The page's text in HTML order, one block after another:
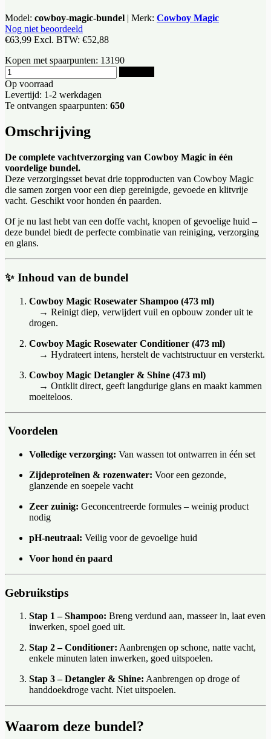
Model: cowboy-magic-bundel | Merk: Cowboy Magic
Nog niet beoordeeld
€63,99 Excl. BTW: €52,88
Kopen met spaarpunten: 13190
Op voorraad
Levertijd: 1-2 werkdagen
Te ontvangen spaarpunten: 650
Omschrijving
De complete vachtverzorging van Cowboy Magic in één
voordelige bundel.
Deze verzorgingsset bevat drie topproducten van Cowboy Magic
die samen zorgen voor een diep gereinigde, gevoede en klitvrije
vacht. Geschikt voor honden én paarden.
Of je nu last hebt van een doffe vacht, knopen of gevoelige huid –
deze bundel biedt de perfecte combinatie van reiniging, verzorging
en glans.
✨ Inhoud van de bundel
Cowboy Magic Rosewater Shampoo (473 ml)
→ Reinigt diep, verwijdert vuil en opbouw zonder uit te
drogen.
Cowboy Magic Rosewater Conditioner (473 ml)
→ Hydrateert intens, herstelt de vachtstructuur en versterkt.
Cowboy Magic Detangler & Shine (473 ml)
→ Ontklit direct, geeft langdurige glans en maakt kammen
moeiteloos.
Voordelen
Volledige verzorging: Van wassen tot ontwarren in één set
Zijdeproteïnen & rozenwater: Voor een gezonde,
glanzende en soepele vacht
Zeer zuinig: Geconcentreerde formules – weinig product
nodig
pH-neutraal: Veilig voor de gevoelige huid
Voor hond én paard
Gebruikstips
Stap 1 – Shampoo: Breng verdund aan, masseer in, laat even
inwerken, spoel goed uit.
Stap 2 – Conditioner: Aanbrengen op schone, natte vacht,
enkele minuten laten inwerken, goed uitspoelen.
Stap 3 – Detangler & Shine: Aanbrengen op droge of
handdoekdroge vacht. Niet uitspoelen.
Waarom deze bundel?